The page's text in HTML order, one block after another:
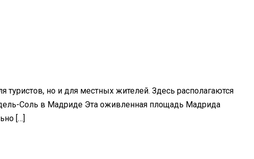
но и для местных жителей. Здесь располагаются
Соль в Мадриде Эта оживленная площадь Мадрида
[…]